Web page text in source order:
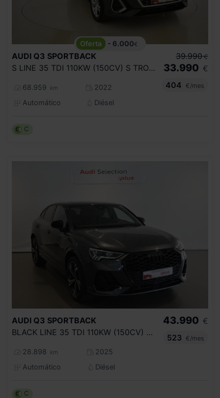
- 6.000€
AUDI Q3 SPORTBACK
S LINE 35 TDI 110KW (150CV) S TRONIC
68.959 km
2022
Automático
Diésel
39.990 €
33.990 €
404
€/mes
C
AUDI Q3 SPORTBACK
BLACK LINE 35 TDI 110KW (150CV) S TRONIC
28.898 km
2025
Automático
Diésel
43.990 €
523
€/mes
C